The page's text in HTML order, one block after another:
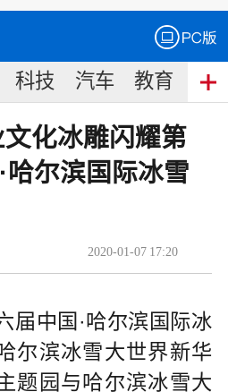
科技 汽车 教育 食
化冰雕闪耀第
哈尔滨国际冰雪
2020-01-07 17:20
届中国·哈尔滨国际冰
尔滨冰雪大世界新华
题园与哈尔滨冰雪大